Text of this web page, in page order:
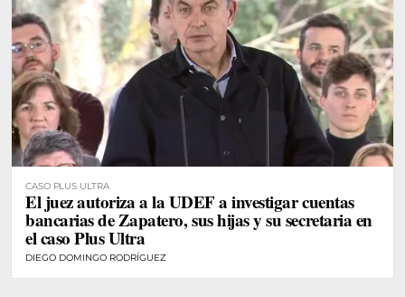
CASO PLUS ULTRA
El juez autoriza a la UDEF a investigar cuentas
bancarias de Zapatero, sus hijas y su secretaria en
el caso Plus Ultra
DIEGO DOMINGO RODRÍGUEZ